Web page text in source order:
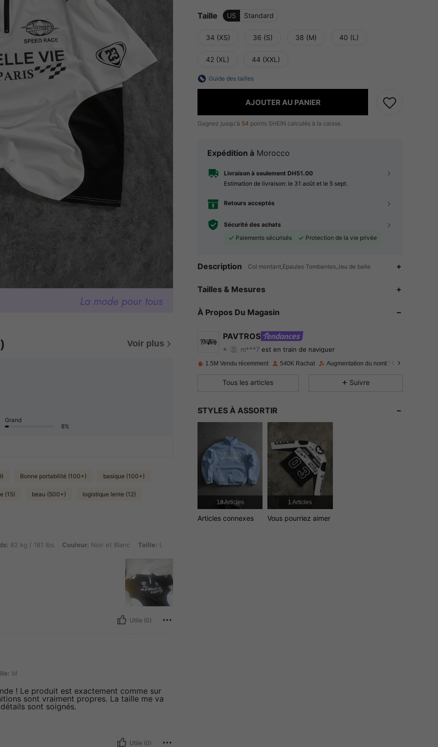
Voir plus
Grand
8%
Bonne portabilité (100+) basique (100+)
(15) beau (500+) logistique lente (12)
lbs, Couleur: Noir et Blanc, Taille: L
82 kg / 181 lbs Couleur: Noir et Blanc Taille: L
Utile (0)
M
! Le produit est exactement comme sur
sont vraiment propres. La taille me va
sont soignés.
Utile (0)
Taille US Standard
34 (XS) 36 (S) 38 (M) 40 (L)
42 (XL) 44 (XXL)
Guide des tailles
AJOUTER AU PANIER
Gagnez jusqu'à 54 points SHEIN calculés à la caisse.
Expédition à Morocco
Livraison à seulement DH51.00
Estimation de livraison: le 31 août et le 5 sept.
Retours acceptés
Sécurité des achats
Paiements sécurisés
Protection de la vie privée
Description Col montant,Épaules Tombantes,Jeu de balle
Tailles & Mesures
À Propos Du Magasin
PAVTROS
est en train de naviguer
4.79 Evaluation 4.2KArticles 579K
4.79 4.2K
4.79
4.79 4.2K 579K
4.79 579K
1.5M Vendu récemment 540K Rachat Augmentation du nombre d'abonnés : 10
Tous les articles Suivre
STYLES À ASSORTIR
18 Articles
Articles connexes
1 Articles
Vous pourriez aimer